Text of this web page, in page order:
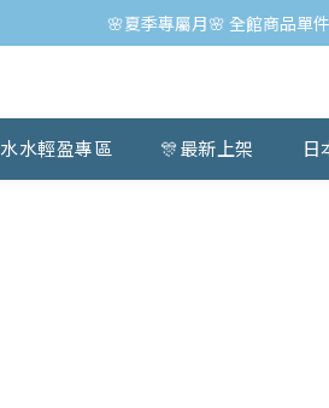
🌸夏季專屬月🌸 全館商品單
水水輕盈專區 🎊最新上架 日